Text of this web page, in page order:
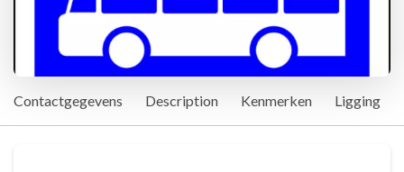
Contactgegevens Description Kenmerken Ligging